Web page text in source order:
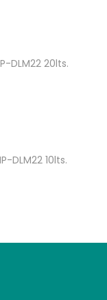
DLM22 20lts.
DLM22 10lts.